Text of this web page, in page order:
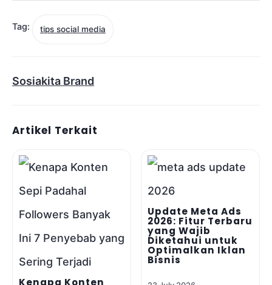
Tag: tips social media
Sosiakita Brand
Artikel Terkait
Kenapa Konten
Update Meta Ads
2026: Fitur Terbaru
yang Wajib
Diketahui untuk
Optimalkan Iklan
Bisnis